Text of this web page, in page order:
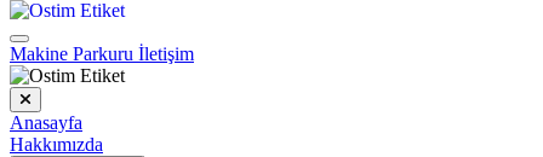
Makine Parkuru İletişim
Anasayfa
Hakkımızda